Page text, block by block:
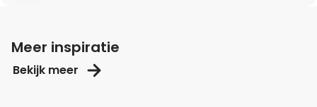
Meer inspiratie
Bekijk meer